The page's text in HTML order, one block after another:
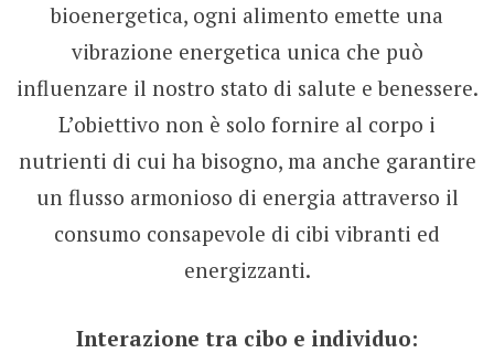
bioenergetica, ogni alimento emette una
vibrazione energetica unica che può
influenzare il nostro stato di salute e benessere.
L’obiettivo non è solo fornire al corpo i
nutrienti di cui ha bisogno, ma anche garantire
un flusso armonioso di energia attraverso il
consumo consapevole di cibi vibranti ed
energizzanti.
Interazione tra cibo e individuo: